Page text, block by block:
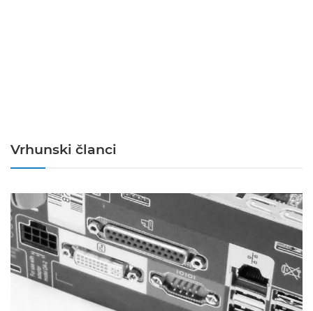
Vrhunski članci